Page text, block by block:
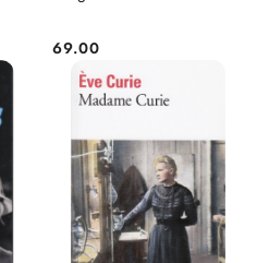
Cena:
69.00